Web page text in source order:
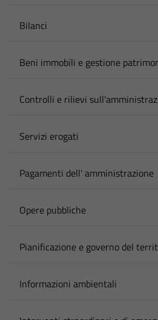
Bilanci
Beni immobili e gestione
Controlli e rilievi
Servizi erogati
Pagamenti dell' amministrazione
Opere pubbliche
Pianificazione e governo del
Informazioni ambientali